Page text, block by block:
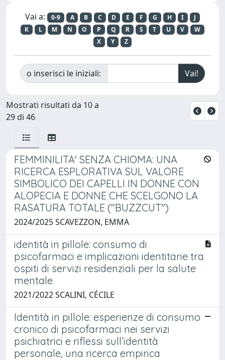
Vai a: 0-9 A B C D E F G H I
J
K
L M N O P Q R S T U V
W
X
Y Z
o inserisci le iniziali:
Mostrati risultati da 10 a
29 di 46
FEMMINILITA' SENZA CHIOMA: UNA
RICERCA ESPLORATIVA SUL VALORE
SIMBOLICO DEI CAPELLI IN DONNE CON
ALOPECIA E DONNE CHE SCELGONO LA
RASATURA TOTALE ("BUZZCUT")
2024/2025 SCAVEZZON, EMMA
identità in pillole: consumo di
psicofarmaci e implicazioni identitarie tra
ospiti di servizi residenziali per la salute
mentale
2021/2022 SCALINI, CÉCILE
Identità in pillole: esperienze di consumo
cronico di psicofarmaci nei servizi
psichiatrici e riflessi sull’identità
personale, una ricerca empirica